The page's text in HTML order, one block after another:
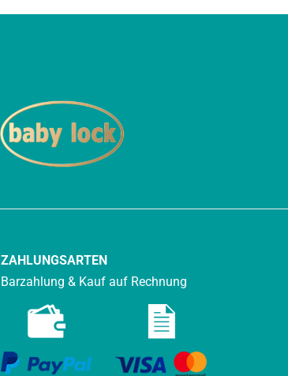
ZAHLUNGSARTEN
Barzahlung & Kauf auf Rechnung